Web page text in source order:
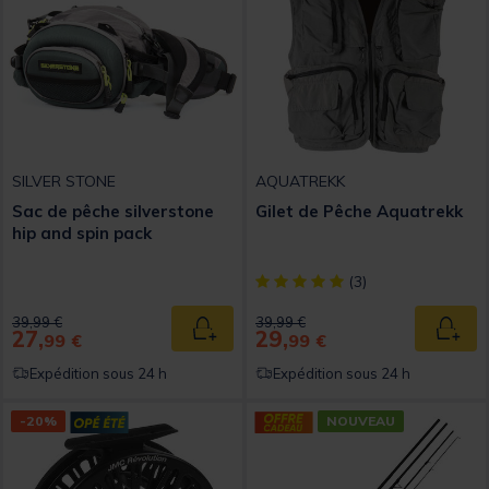
SILVER STONE
Sac de pêche silverstone
hip and spin pack
Price reduced from
39,99 €to
27,99 € Ajouter au panier
Expédition sous 24 h
AQUATREKK
Gilet de Pêche Aquatrekk
[object Object] out of 5
(3)
Price reduced from
39,99 €to
29,99 €
Expédition sous 24 h
-20% NOUVEAU